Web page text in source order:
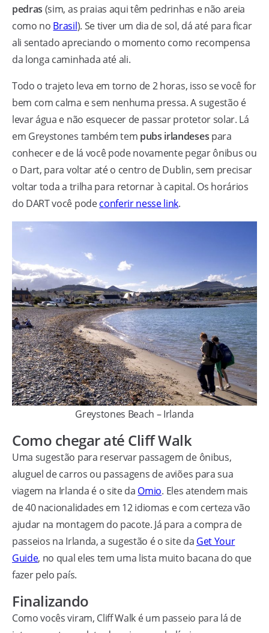
pedras (sim, as praias aqui têm pedrinhas e não areia
como no Brasil). Se tiver um dia de sol, dá até para ficar
ali sentado apreciando o momento como recompensa
da longa caminhada até ali.
Todo o trajeto leva em torno de 2 horas, isso se você for
bem com calma e sem nenhuma pressa. A sugestão é
levar água e não esquecer de passar protetor solar. Lá
em Greystones também tem pubs irlandeses para
conhecer e de lá você pode novamente pegar ônibus ou
o Dart, para voltar até o centro de Dublin, sem precisar
voltar toda a trilha para retornar à capital. Os horários
do DART você podeconferir nesse link.
Greystones Beach – Irlanda
Como chegar até Cliff Walk
Uma sugestão para reservar passagem de ônibus,
aluguel de carros ou passagens de aviões para sua
viagem na Irlanda é o site da Omio. Eles atendem mais
de 40 nacionalidades em 12 idiomas e com certeza vão
ajudar na montagem do pacote. Já para a compra de
passeios na Irlanda, a sugestão é o site da Get Your
Guide, no qual eles tem uma lista muito bacana do que
fazer pelo país.
Finalizando
Como vocês viram, Cliff Walk é um passeio para lá de